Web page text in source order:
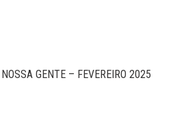
GENTE – FEVEREIRO 2025